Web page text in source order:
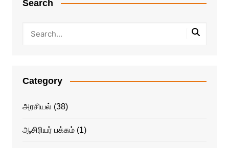
Search
Category
அரசியல் (38)
ஆசிரியர் பக்கம்(1)